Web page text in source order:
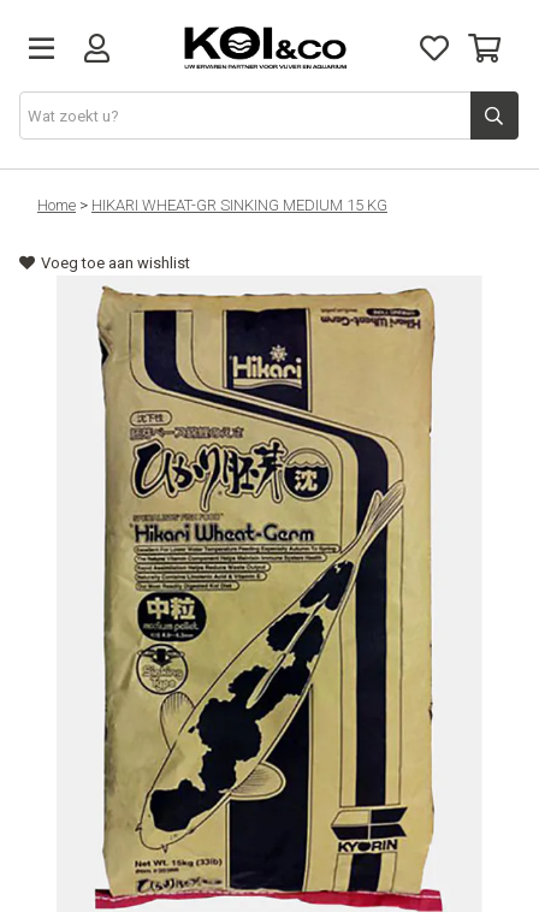
Vijver
Vijvervissen
Aquarium
Doe het zelf
Kennis & advies
Over ons
Cadeaubon
Contact
Home > HIKARI WHEAT-GR SINKING MEDIUM 15 KG
Voeg toe aan wishlist